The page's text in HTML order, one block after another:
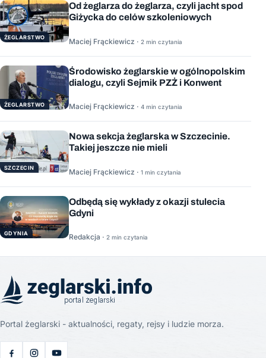
ŻEGLARSTWO
Od żeglarza do żeglarza, czyli jacht spod
Giżycka do celów szkoleniowych
Maciej Frąckiewicz · 2 min czytania
ŻEGLARSTWO
Środowisko żeglarskie w ogólnopolskim
dialogu, czyli Sejmik PZŻ i Konwent
Maciej Frąckiewicz · 4 min czytania
SZCZECIN
Nowa sekcja żeglarska w Szczecinie.
Takiej jeszcze nie mieli
Maciej Frąckiewicz · 1 min czytania
GDYNIA
Odbędą się wykłady z okazji stulecia
Gdyni
Redakcja · 2 min czytania
Portal żeglarski - aktualności, regaty, rejsy i ludzie morza.